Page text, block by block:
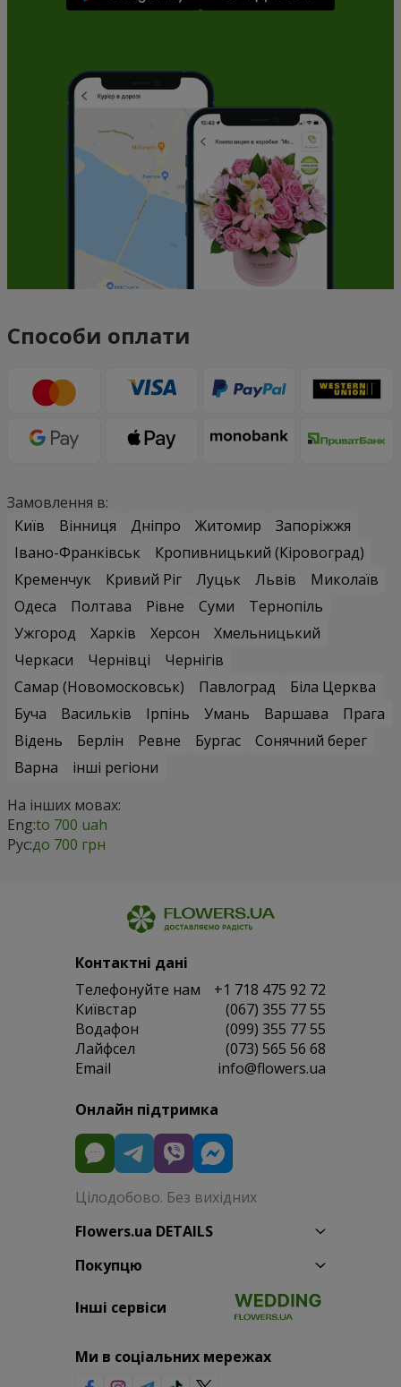
Способи оплати
Замовлення в:
Київ
Вінниця Дніпро Житомир
Запоріжжя
Івано-Франківськ
Кропивницький (Кіровоград)
Кременчук
Кривий Ріг Луцьк Львів
Миколаїв
Одеса
Полтава Рівне Суми
Тернопіль
Ужгород
Харків Херсон
Хмельницький
Черкаси
Чернівці
Чернігів
Самар (Новомосковськ)
Павлоград
Біла Церква
Буча
Васильків Ірпінь Умань Варшава
Прага
Відень
Берлін Ревне Бургас
Сонячний берег
Варна
інші регіони
На інших мовах:
Eng:to 700 uah
Рус:до 700 грн
Контактні дані
Телефонуйте нам
+1 718 475 92 72
Київстар
(067) 355 77 55
Водафон
(099) 355 77 55
Лайфсел
(073) 565 56 68
Email
info@flowers.ua
Онлайн підтримка
Цілодобово. Без вихідних
Flowers.ua DETAILS
Покупцю
Інші сервіси
Ми в соціальних мережах